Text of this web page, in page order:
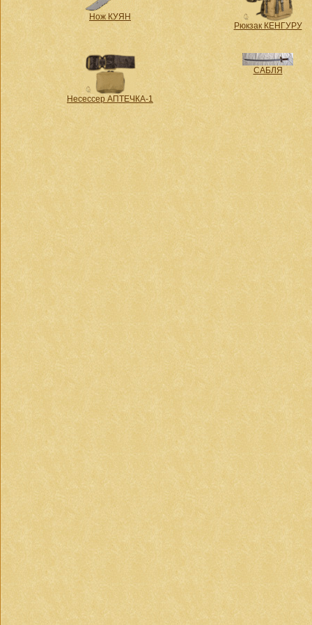
Нож КУЯН
Рюкзак КЕНГУРУ
Несессер АПТЕЧКА-1
САБЛЯ